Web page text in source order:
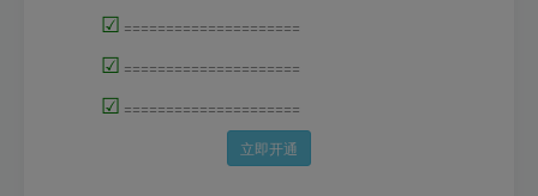
☑ =====================
☑ =====================
☑ =====================
立即开通